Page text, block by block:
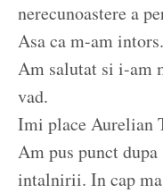
nerecunoastere a
Asa ca m-am intors.
Am salutat si i-am
vad.
Imi place Aurelian
Am pus punct
intalnirii. In cap